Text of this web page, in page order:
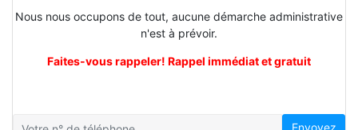
Nous nous occupons de tout, aucune démarche administrative
n'est à prévoir.
Faites-vous rappeler! Rappel immédiat et gratuit
Envoyez